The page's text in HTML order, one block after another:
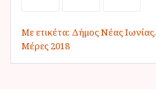
Με ετικέτα: Δήμος Νέας Ιωνίας,
Μέρες 2018